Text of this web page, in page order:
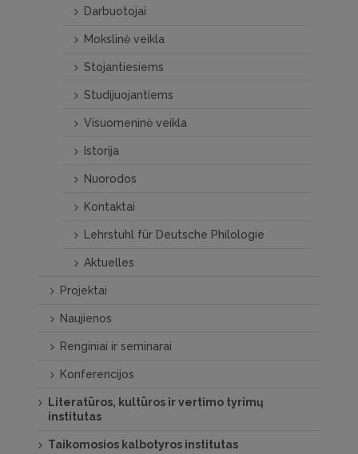
Darbuotojai
Mokslinė veikla
Stojantiesiems
Studijuojantiems
Visuomeninė veikla
Istorija
Nuorodos
Kontaktai
Lehrstuhl für Deutsche Philologie
Aktuelles
Projektai
Naujienos
Renginiai ir seminarai
Konferencijos
Literatūros, kultūros ir vertimo tyrimų
institutas
Taikomosios kalbotyros institutas